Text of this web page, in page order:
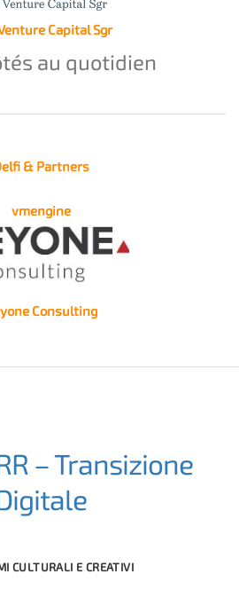
Capital Sgr
au quotidien
& Partners
vmengine
Consulting
– Transizione
CULTURALI E CREATIVI